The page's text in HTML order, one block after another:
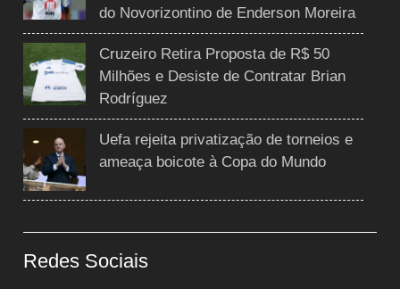
do Novorizontino de Enderson Moreira
Cruzeiro Retira Proposta de R$ 50
Milhões e Desiste de Contratar Brian
Rodríguez
Uefa rejeita privatização de torneios e
ameaça boicote à Copa do Mundo
Redes Sociais